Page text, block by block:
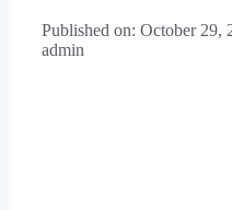
Published on: October 29,
admin